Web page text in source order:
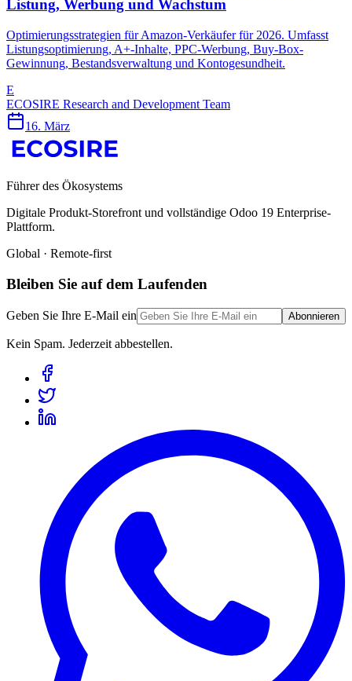
Listung, Werbung und Wachstum
Optimierungsstrategien für Amazon-Verkäufer für 2026. Umfasst
Listungsoptimierung, A+-Inhalte, PPC-Werbung, Buy-Box-
Gewinnung, Bestandsverwaltung und Kontogesundheit.
E
ECOSIRE Research and Development Team
16. März
Führer des Ökosystems
Digitale Produkt-Storefront und vollständige Odoo 19 Enterprise-
Plattform.
Global · Remote-first
Bleiben Sie auf dem Laufenden
Geben Sie Ihre E-Mail ein Abonnieren
Kein Spam. Jederzeit abbestellen.